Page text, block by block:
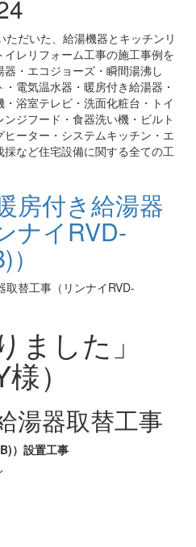
だいた、給湯機器とキッチンリ
レリフォーム工事の施工事例を
・エコジョーズ・瞬間湯沸し
電気温水器・暖房付き給湯器・
浴室テレビ・洗面化粧台・トイ
ジフード・食器洗い機・ビルト
ーター・システムキッチン・エ
など住宅設備に関する全ての工
房付き給湯器
ナイRVD-
ました」
様）
湯器取替工事
）設置工事